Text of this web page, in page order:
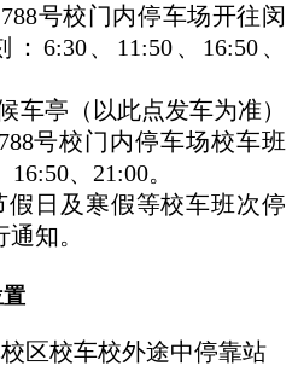
号校门内停车场开往闵
6:30、11:50、16:50、
车亭（以此点发车为准）
号校门内停车场校车班
、21:00。
假日及寒假等校车班次停
知。
区校车校外途中停靠站